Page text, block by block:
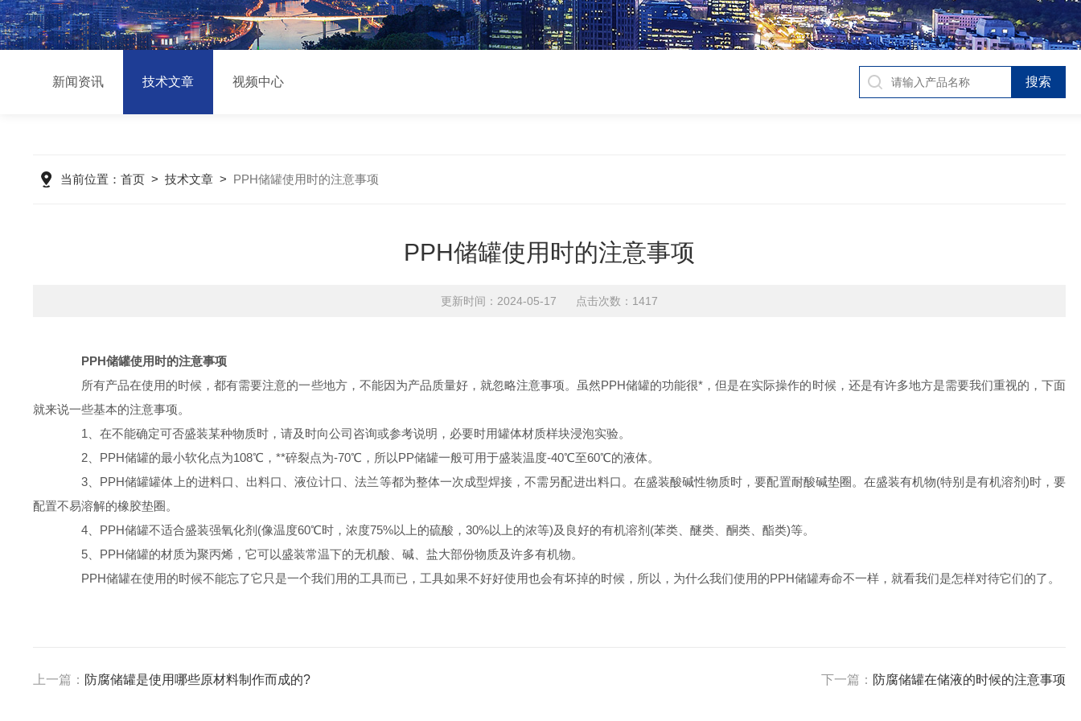
新闻资讯 技术文章 视频中心
当前位置： 首页> 技术文章> PPH储罐使用时的注意事项
PPH储罐使用时的注意事项
更新时间：2024-05-17 点击次数：1417
PPH储罐使用时的注意事项
所有产品在使用的时候，都有需要注意的一些地方，不能因为产品质量好，就忽略注意事项。虽然PPH储罐的功能很*，但是在实际操作的时候，还是有许多地方是需要我们重视的，下面
就来说一些基本的注意事项。
1、在不能确定可否盛装某种物质时，请及时向公司咨询或参考说明，必要时用罐体材质样块浸泡实验。
2、PPH储罐的最小软化点为108℃，**碎裂点为-70℃，所以PP储罐一般可用于盛装温度-40℃至60℃的液体。
3、PPH储罐罐体上的进料口、出料口、液位计口、法兰等都为整体一次成型焊接，不需另配进出料口。在盛装酸碱性物质时，要配置耐酸碱垫圈。在盛装有机物(特别是有机溶剂)时，要
配置不易溶解的橡胶垫圈。
4、PPH储罐不适合盛装强氧化剂(像温度60℃时，浓度75%以上的硫酸，30%以上的浓等)及良好的有机溶剂(苯类、醚类、酮类、酯类)等。
5、PPH储罐的材质为聚丙烯，它可以盛装常温下的无机酸、碱、盐大部份物质及许多有机物。
PPH储罐在使用的时候不能忘了它只是一个我们用的工具而已，工具如果不好好使用也会有坏掉的时候，所以，为什么我们使用的PPH储罐寿命不一样，就看我们是怎样对待它们的了。
上一篇： 防腐储罐是使用哪些原材料制作而成的? 下一篇： 防腐储罐在储液的时候的注意事项